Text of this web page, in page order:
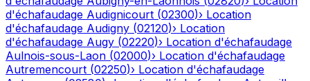
d'échafaudage Audignicourt (02300)› Location
d'échafaudage Audigny (02120)› Location
d'échafaudage Augy (02220)› Location d'échafaudage
Aulnois-sous-Laon (02000)› Location d'échafaudage
Autremencourt (02250)› Location d'échafaudage